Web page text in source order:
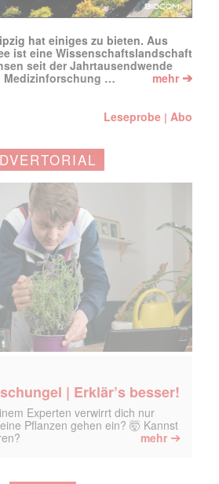
hat einiges zu bieten. Aus
ist eine Wissenschaftslandschaft
seit der Jahrtausendwende
Medizinforschung …
mehr ➔
Leseprobe |Abo
| Erklär’s besser!
Experten verwirrt dich nur
Pflanzen gehen ein? 🤯 Kannst
mehr ➔